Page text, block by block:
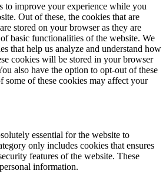
to improve your experience while you
Out of these, the cookies that are
stored on your browser as they are
basic functionalities of the website. We
that help us analyze and understand how
cookies will be stored in your browser
also have the option to opt-out of these
some of these cookies may affect your
essential for the website to
only includes cookies that ensures
features of the website. These
information.